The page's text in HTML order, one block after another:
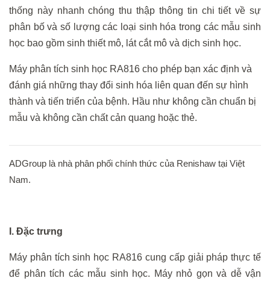
thống này nhanh chóng thu thập thông tin chi tiết về sự
phân bố và số lượng các loại sinh hóa trong các mẫu sinh
học bao gồm sinh thiết mô, lát cắt mô và dịch sinh học.
Máy phân tích sinh học RA816 cho phép bạn xác định và
đánh giá những thay đổi sinh hóa liên quan đến sự hình
thành và tiến triển của bệnh. Hầu như không cần chuẩn bị
mẫu và không cần chất cản quang hoặc thẻ.
ADGroup là nhà phân phối chính thức của Renishaw tại Việt
Nam.
I. Đặc trưng
Máy phân tích sinh học RA816 cung cấp giải pháp thực tế
để phân tích các mẫu sinh học. Máy nhỏ gọn và dễ vận